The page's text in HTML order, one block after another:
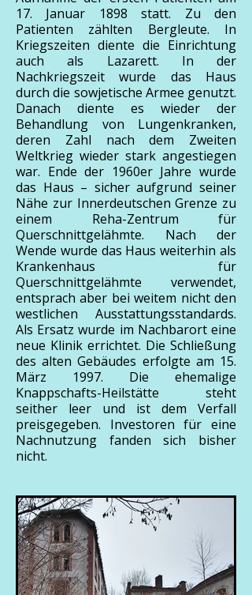
17. Januar 1898 statt. Zu den
Patienten zählten Bergleute. In
Kriegszeiten diente die Einrichtung
auch als Lazarett. In der
Nachkriegszeit wurde das Haus
durch die sowjetische Armee genutzt.
Danach diente es wieder der
Behandlung von Lungenkranken,
deren Zahl nach dem Zweiten
Weltkrieg wieder stark angestiegen
war. Ende der 1960er Jahre wurde
das Haus – sicher aufgrund seiner
Nähe zur Innerdeutschen Grenze zu
einem Reha-Zentrum für
Querschnittgelähmte. Nach der
Wende wurde das Haus weiterhin als
Krankenhaus für
Querschnittgelähmte verwendet,
entsprach aber bei weitem nicht den
westlichen Ausstattungsstandards.
Als Ersatz wurde im Nachbarort eine
neue Klinik errichtet. Die Schließung
des alten Gebäudes erfolgte am 15.
März 1997. Die ehemalige
Knappschafts-Heilstätte steht
seither leer und ist dem Verfall
preisgegeben. Investoren für eine
Nachnutzung fanden sich bisher
nicht.